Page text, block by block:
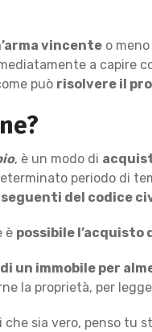
vincente o
a capire
può risolvere il
, è un modo di
periodo di
del codice
è possibile
un immobile per
la proprietà, per
che sia vero, penso tu